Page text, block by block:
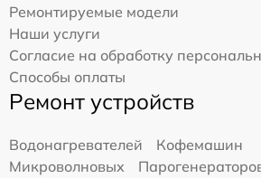
Ремонтируемые модели
Наши услуги
Согласие на обработку
Способы оплаты
Ремонт устройств
Водонагревателей
Кофемашин
Микроволновых